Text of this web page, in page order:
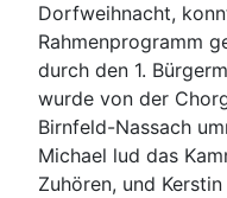
Dorfweihnacht,
Rahmenprogramm
durch den 1.
wurde von der
Birnfeld-Nassach
Michael lud das
Zuhören, und